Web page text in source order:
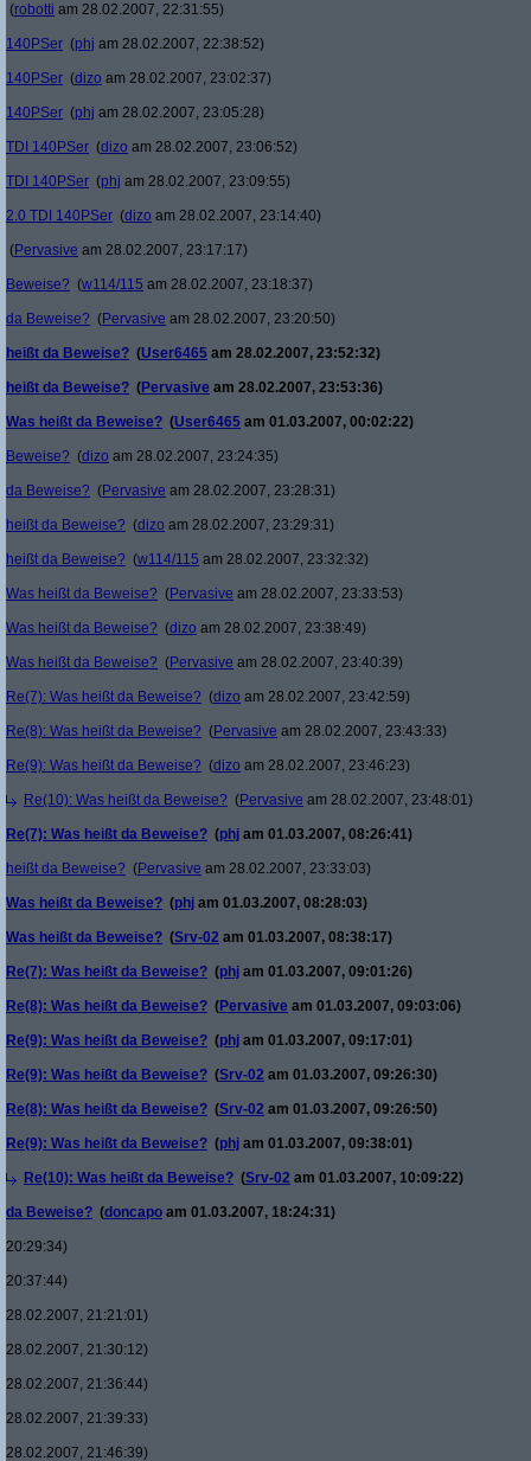
(robotti am 28.02.2007, 22:31:55)
140PSer (phj am 28.02.2007, 22:38:52)
140PSer (dizo am 28.02.2007, 23:02:37)
140PSer (phj am 28.02.2007, 23:05:28)
TDI 140PSer (dizo am 28.02.2007, 23:06:52)
TDI 140PSer (phj am 28.02.2007, 23:09:55)
2.0 TDI 140PSer (dizo am 28.02.2007, 23:14:40)
(Pervasive am 28.02.2007, 23:17:17)
Beweise? (w114/115 am 28.02.2007, 23:18:37)
da Beweise? (Pervasive am 28.02.2007, 23:20:50)
heißt da Beweise? (User6465 am 28.02.2007, 23:52:32)
heißt da Beweise? (Pervasive am 28.02.2007, 23:53:36)
Was heißt da Beweise? (User6465 am 01.03.2007, 00:02:22)
Beweise? (dizo am 28.02.2007, 23:24:35)
da Beweise? (Pervasive am 28.02.2007, 23:28:31)
heißt da Beweise? (dizo am 28.02.2007, 23:29:31)
heißt da Beweise? (w114/115 am 28.02.2007, 23:32:32)
Was heißt da Beweise? (Pervasive am 28.02.2007, 23:33:53)
Was heißt da Beweise? (dizo am 28.02.2007, 23:38:49)
Was heißt da Beweise? (Pervasive am 28.02.2007, 23:40:39)
Re(7): Was heißt da Beweise? (dizo am 28.02.2007, 23:42:59)
Re(8): Was heißt da Beweise? (Pervasive am 28.02.2007, 23:43:33)
Re(9): Was heißt da Beweise? (dizo am 28.02.2007, 23:46:23)
Re(10): Was heißt da Beweise? (Pervasive am 28.02.2007, 23:48:01)
Re(7): Was heißt da Beweise? (phj am 01.03.2007, 08:26:41)
heißt da Beweise? (Pervasive am 28.02.2007, 23:33:03)
Was heißt da Beweise? (phj am 01.03.2007, 08:28:03)
Was heißt da Beweise? (Srv-02 am 01.03.2007, 08:38:17)
Re(7): Was heißt da Beweise? (phj am 01.03.2007, 09:01:26)
Re(8): Was heißt da Beweise? (Pervasive am 01.03.2007, 09:03:06)
Re(9): Was heißt da Beweise? (phj am 01.03.2007, 09:17:01)
Re(9): Was heißt da Beweise? (Srv-02 am 01.03.2007, 09:26:30)
Re(8): Was heißt da Beweise? (Srv-02 am 01.03.2007, 09:26:50)
Re(9): Was heißt da Beweise? (phj am 01.03.2007, 09:38:01)
Re(10): Was heißt da Beweise? (Srv-02 am 01.03.2007, 10:09:22)
da Beweise? (doncapo am 01.03.2007, 18:24:31)
20:29:34)
20:37:44)
28.02.2007, 21:21:01)
28.02.2007, 21:30:12)
28.02.2007, 21:36:44)
28.02.2007, 21:39:33)
28.02.2007, 21:46:39)